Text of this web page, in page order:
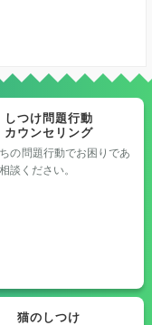
しつけ問題行動
カウンセリング
の問題行動でお困りであ
談ください。
猫のしつけ